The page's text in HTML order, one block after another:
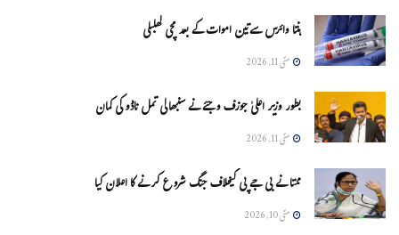
ہنتا وائرس سےتین اموات کے بعد مچی کھلبلی
مئی 11, 2026
بطور وزیر اعلیٰ جوزف وجئے نے سنبھالی تمل ناڈو کی کمان
مئی 11, 2026
ممتا نے بی جے پی کیخلاف جنگ شروع کرنے کا اعلان کیا
مئی 10, 2026